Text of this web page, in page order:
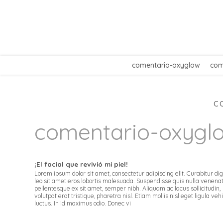
comentario-oxyglow
comentario-
¡El facial que revivió mi piel!
Lorem ipsum dolor sit amet, consectetur adipiscing elit. Curabitur
leo sit amet eros lobortis malesuada. Suspendisse quis nulla
pellentesque ex sit amet, semper nibh. Aliquam ac lacus sollicitudin,
volutpat erat tristique, pharetra nisl. Etiam mollis nisl eget ligula
luctus. In id maximus odio. Donec vi